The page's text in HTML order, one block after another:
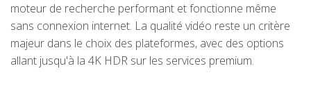
moteur de recherche performant et fonctionne même
sans connexion internet. La qualité vidéo reste un critère
majeur dans le choix des plateformes, avec des options
allant jusqu'à la 4K HDR sur les services premium.